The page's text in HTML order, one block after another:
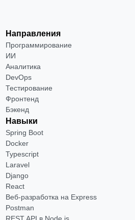
Направления
Программирование
ИИ
Аналитика
DevOps
Тестирование
Фронтенд
Бэкенд
Навыки
Spring Boot
Docker
Typescript
Laravel
Django
React
Веб-разработка на Express
Postman